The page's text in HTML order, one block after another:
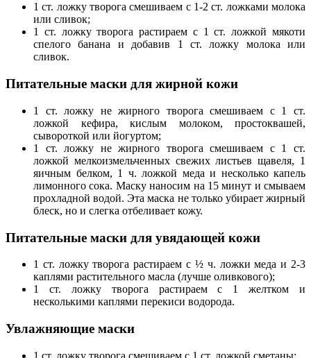
1 ст. ложку творога смешиваем с 1-2 ст. ложками молока
или сливок;
1 ст. ложку творога растираем с 1 ст. ложкой мякоти
спелого банана и добавив 1 ст. ложку молока или
сливок.
Питательные маски для жирной кожи
1 ст. ложку не жирного творога смешиваем с 1 ст.
ложкой кефира, кислым молоком, простоквашей,
сывороткой или йогуртом;
1 ст. ложку не жирного творога смешиваем с 1 ст.
ложкой мелкоизмельченных свежих листьев щавеля, 1
яичным белком, 1 ч. ложкой меда и несколько капель
лимонного сока. Маску наносим на 15 минут и смываем
прохладной водой. Эта маска не только убирает жирный
блеск, но и слегка отбеливает кожу.
Питательные маски для увядающей кожи
1 ст. ложку творога растираем с ½ ч. ложки меда и 2-3
каплями растительного масла (лучше оливкового);
1 ст. ложку творога растираем с 1 желтком и
несколькими каплями перекиси водорода.
Увлажняющие маски
1 ст. ложку творога смешиваем с 1 ст. ложкой сметаны;